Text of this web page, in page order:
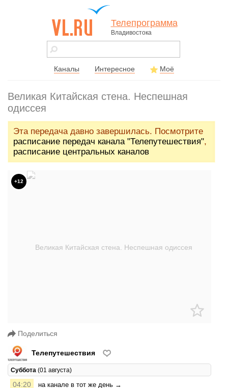
vl.ru - сайт
города
Телепрограмма
Владивостока
Каналы Интересное Моё
Великая Китайская стена. Неспешная
одиссея
Эта передача давно завершилась. Посмотрите
расписание передач канала "Телепутешествия",
расписание центральных каналов
+12
Поделиться
Телепутешествия
Суббота (01 августа)
04:20 на канале в тот же день →